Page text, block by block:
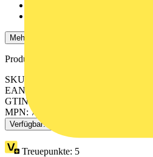
komfortable Installation und
Mehr anzeigen
Produktkennzeichen
SKU: 770-123
EAN: 4044918252171
GTIN: 4044918252171
MPN: 770-123
Verfügbar: 2 Händler
Treuepunkte: 5